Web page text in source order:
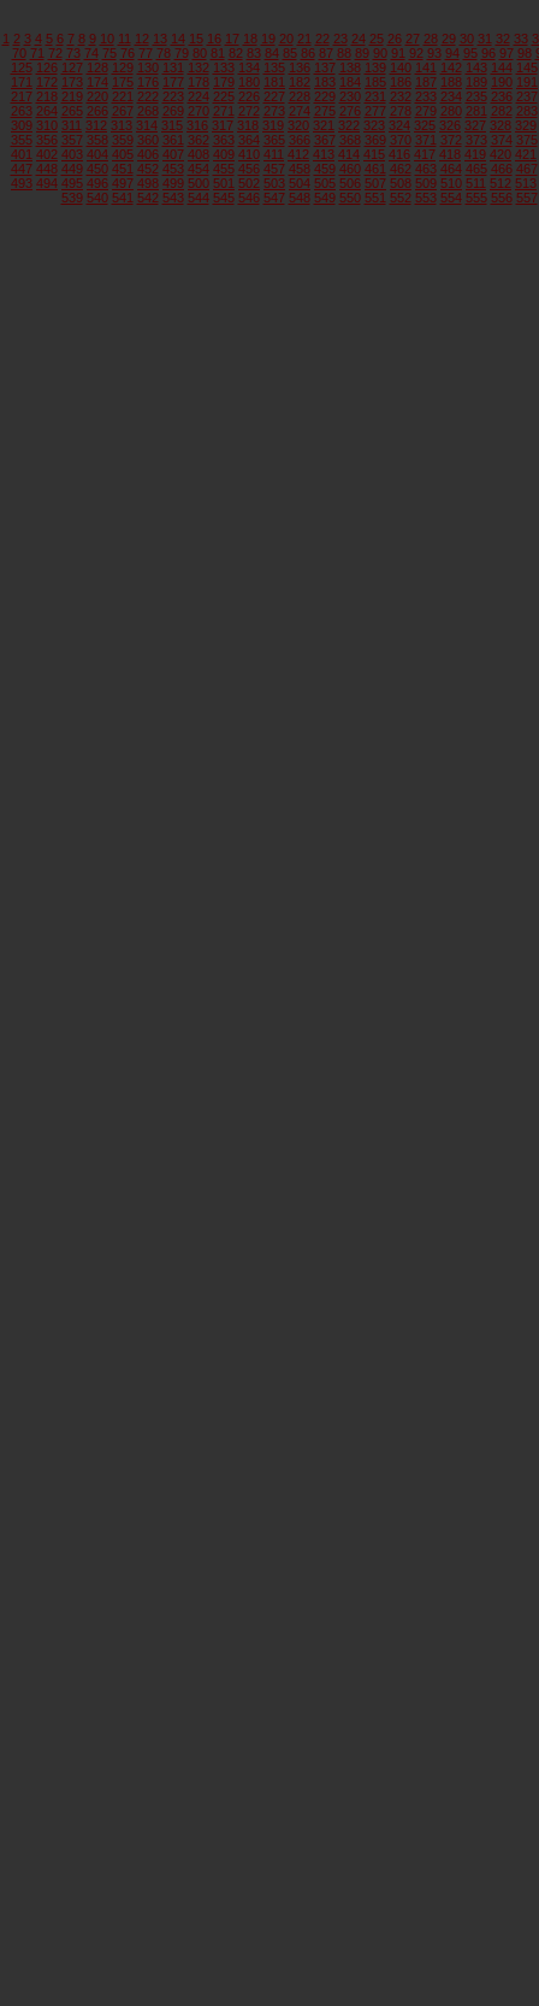
1 2 3 4 5 6 7 8 9 10 11 12 13 14 15 16 17 18 19 20 21 22 23 24 25 26 27 28 29 30 31 32 33
70 71 72 73 74 75 76 77 78 79 80 81 82 83 84 85 86 87 88 89 90 91 92 93 94 95 96 97 98
125 126 127 128 129 130 131 132 133 134 135 136 137 138 139 140 141 142 143 144 145
171 172 173 174 175 176 177 178 179 180 181 182 183 184 185 186 187 188 189 190 191
217 218 219 220 221 222 223 224 225 226 227 228 229 230 231 232 233 234 235 236 237
263 264 265 266 267 268 269 270 271 272 273 274 275 276 277 278 279 280 281 282 283
309 310 311 312 313 314 315 316 317 318 319 320 321 322 323 324 325 326 327 328 329
355 356 357 358 359 360 361 362 363 364 365 366 367 368 369 370 371 372 373 374 375
401 402 403 404 405 406 407 408 409 410 411 412 413 414 415 416 417 418 419 420 421
447 448 449 450 451 452 453 454 455 456 457 458 459 460 461 462 463 464 465 466 467
493 494 495 496 497 498 499 500 501 502 503 504 505 506 507 508 509 510 511 512 513
539 540 541 542 543 544 545 546 547 548 549 550 551 552 553 554 555 556 557